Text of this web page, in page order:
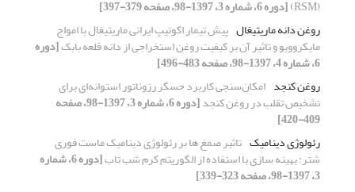
(RSM)
[دوره 6، شماره 3، 1397-98، صفحه 379-397]
روغن دانه ماریتیغال پیش تیمار اکوتیپ ایرانی ماریتیغال با امواج
مایکروویو و تاثیر آن بر کیفیت روغن استخراجی از دانه قلعه بابک[دوره
6، شماره 4، 1397-98، صفحه 483-496]
روغن کنجد امکان‌سنجی کاربرد حسگر رزوناتور استوانه‌ای برای
تشخیص تقلب در روغن کنجد [دوره 6، شماره 3، 1397-98، صفحه
409-420]
رئولوژی دینامیک تاثیر صمغ ها بر رئولوژی دینامیک ماست فوری
شتر: بهینه سازی با استفاده از الگوریتم کرم شب تاب [دوره 6، شماره
3، 1397-98، صفحه 323-339]